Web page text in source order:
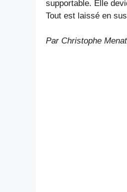
supportable. Elle
Tout est laissé en
Par Christophe